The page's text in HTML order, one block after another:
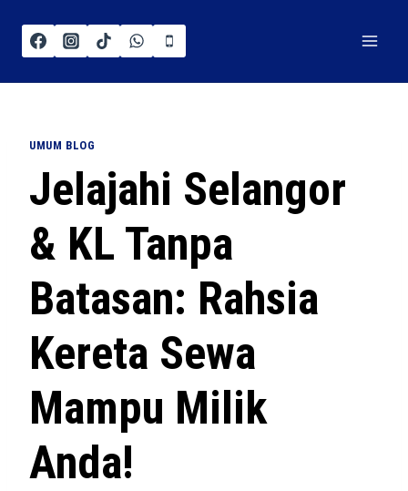
UMUM BLOG
Jelajahi Selangor
& KL Tanpa
Batasan: Rahsia
Kereta Sewa
Mampu Milik
Anda!